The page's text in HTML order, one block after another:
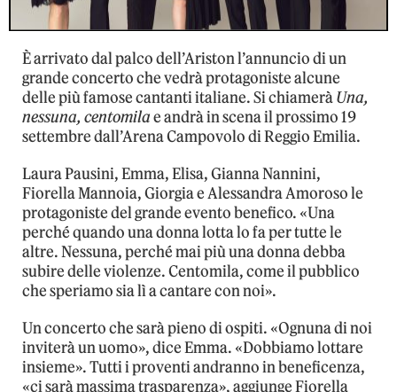
È arrivato dal palco dell’Ariston l’annuncio di un
grande concerto che vedrà protagoniste alcune
delle più famose cantanti italiane. Si chiameràUna,
nessuna, centomilae andrà in scena il prossimo 19
settembre dall’Arena Campovolo di Reggio Emilia.
Laura Pausini, Emma, Elisa, Gianna Nannini,
Fiorella Mannoia, Giorgia e Alessandra Amoroso le
protagoniste del grande evento benefico. «Una
perché quando una donna lotta lo fa per tutte le
altre. Nessuna, perché mai più una donna debba
subire delle violenze. Centomila, come il pubblico
che speriamo sia lì a cantare con noi».
Un concerto che sarà pieno di ospiti. «Ognuna di noi
inviterà un uomo», dice Emma. «Dobbiamo lottare
insieme». Tutti i proventi andranno in beneficenza,
«ci sarà massima trasparenza», aggiunge Fiorella